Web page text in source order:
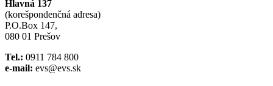
Hlavná 137
(korešpondenčná adresa)
P.O.Box 147,
080 01 Prešov
Tel.: 0911 784 800
e-mail: evs@evs.sk